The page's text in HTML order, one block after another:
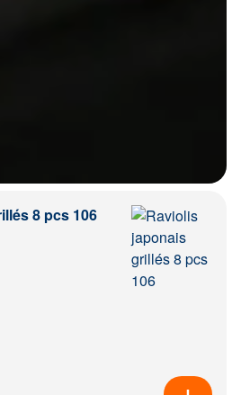
8 pcs 106